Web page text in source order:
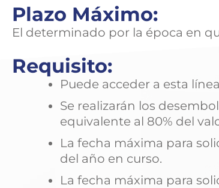
Plazo Máximo:
El determinado por la época en
Requisito:
Puede acceder a esta
Se realizarán los
equivalente al 80% del
La fecha máxima para
del año en curso.
La fecha máxima para